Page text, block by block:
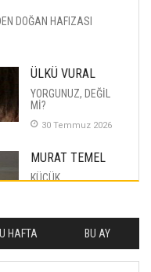
DOĞAN HAFIZASI
ÜLKÜ VURAL
YORGUNUZ, DEĞİL
Mİ?
30 Temmuz 2026
MURAT TEMEL
KÜÇÜK
İLHAN YILMAZ
SOFRADA AYRIMCILIK
HAFTA BU AY